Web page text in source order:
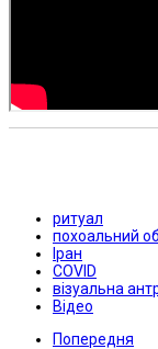
ритуал
похоальний
Іран
COVID
візуальна
Відео
Попередня